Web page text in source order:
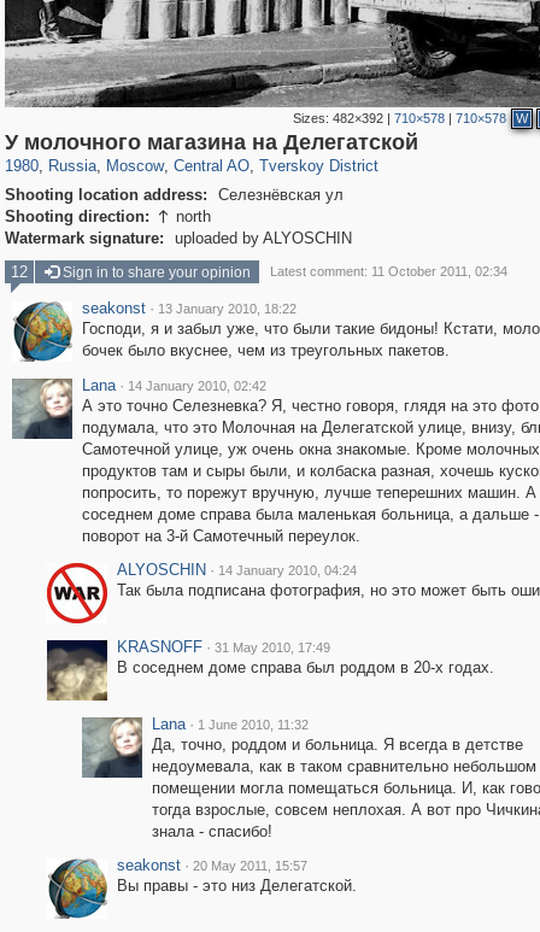
Sizes: 482×392| 710×578| 710×578 W
У молочного магазина на Делегатской
1980, Russia
1,407,347 29,248
, Moscow
319,882 8,286
, Central AO
160,021 5,916
, Tverskoy District
53,055 2,283
Shooting location address:
Селезнёвская ул
Shooting direction:  north
Watermark signature:
uploaded by ALYOSCHIN
12
Sign in to share your opinion Latest comment: 11 October 2011, 02:34
seakonst · 13 January 2010, 18:22
Господи, я и забыл уже, что были такие бидоны! Кстати,
бочек было вкуснее, чем из треугольных пакетов.
Lana · 14 January 2010, 02:42
А это точно Селезневка? Я, честно говоря, глядя на это
подумала, что это Молочная на Делегатской улице, внизу,
Самотечной улице, уж очень окна знакомые. Кроме молочных
продуктов там и сыры были, и колбаска разная, хочешь
попросить, то порежут вручную, лучше теперешних машин. А
соседнем доме справа была маленькая больница, а дальше -
поворот на 3-й Самотечный переулок.
ALYOSCHIN · 14 January 2010, 04:24
Так была подписана фотография, но это может быть
KRASNOFF · 31 May 2010, 17:49
В соседнем доме справа был роддом в 20-х годах.
Lana · 1 June 2010, 11:32
Да, точно, роддом и больница. Я всегда в детстве
недоумевала, как в таком сравнительно небольшом
помещении могла помещаться больница. И, как
тогда взрослые, совсем неплохая. А вот про
знала - спасибо!
seakonst · 20 May 2011, 15:57
Вы правы - это низ Делегатской.